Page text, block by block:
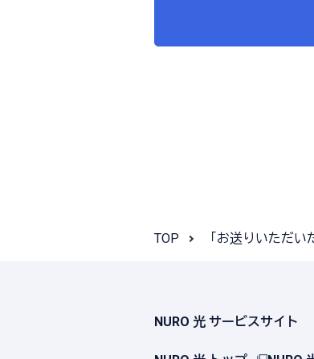
TOP 「お送りいただ
NURO 光 サービスサイト